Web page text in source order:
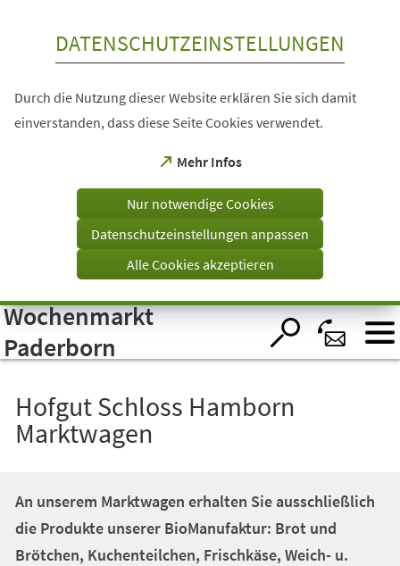
Visuelle
Assistenzsoftware
öffnen.
DATENSCHUTZEINSTELLUNGEN
Durch die Nutzung dieser Website erklären Sie sich damit
einverstanden, dass diese Seite Cookies verwendet.
Mehr Infos
(Öffnet
einem
Tab)
Nur notwendige Cookies
Datenschutzeinstellungen anpassen
Alle Cookies akzeptieren
Wochenmarkt
Paderborn
Hofgut Schloss Hamborn
Marktwagen
An unserem Marktwagen erhalten Sie ausschließlich
die Produkte unserer BioManufaktur: Brot und
Brötchen, Kuchenteilchen, Frischkäse, Weich- u.